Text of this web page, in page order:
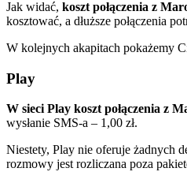
Jak widać, koszt połączenia z
kosztować, a dłuższe połączenia
W kolejnych akapitach pokażemy
Play
W sieci Play koszt połączenia z
wysłanie SMS-a – 1,00 zł.
Niestety, Play nie oferuje żadnych
rozmowy jest rozliczana poza